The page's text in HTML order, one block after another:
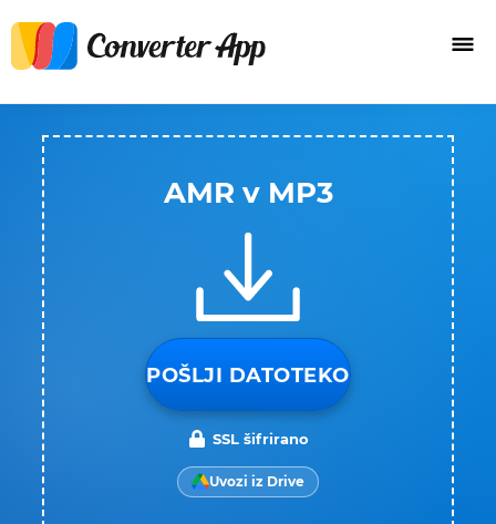
AMR v MP3
POŠLJI DATOTEKO
SSL šifrirano
Uvozi iz Drive